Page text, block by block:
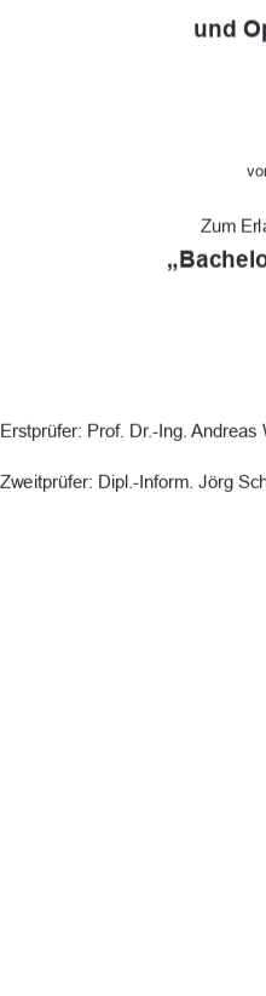
und
Zum
Erstprüfer: Prof. Dr.-Ing. Andreas
Zweitprüfer: Dipl.-Inform. Jörg